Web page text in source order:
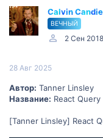
Calvin Candie
ВЕЧНЫЙ
2 Сен 2018
28 Авг 2025
Автор: Tanner Linsley
Название: React
[Tanner Linsley] React